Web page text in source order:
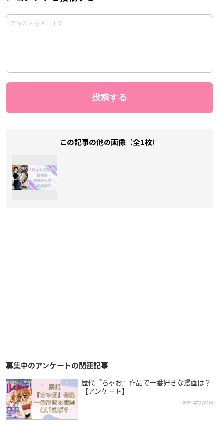
この記事の他の画像（全1枚）
募集中のアンケートの関連記事
歴代『ちゃお』作品で一番好きな漫画は？
【アンケート】
2024年7月02日